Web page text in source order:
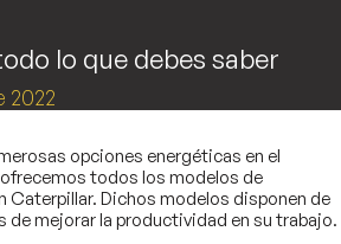
lo que debes saber
2022
opciones energéticas en el
ofrecemos todos los modelos de
Caterpillar. Dichos modelos disponen de
de mejorar la productividad en su trabajo.